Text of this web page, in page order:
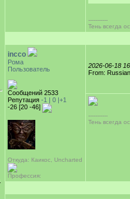
-----------
Тень всегда
incco
Рома
Пользователь
Сообщений 2533
Репутация -1 | 0 |+1
-26 [20 -46]
Откуда: Каикос, Uncharted
Профессия:
2026-06-18
From:
-----------
Тень всегда